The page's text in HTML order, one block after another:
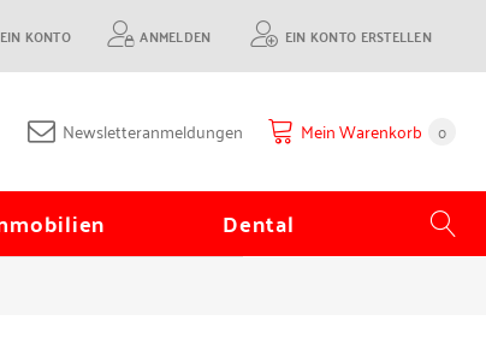
KONTO ANMELDEN EIN KONTO ERSTELLEN
Newsletteranmeldungen Mein Warenkorb 0
Dental